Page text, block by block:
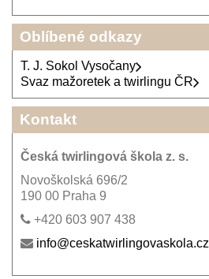
Oblíbené odkazy
T. J. Sokol Vysočany
Svaz mažoretek a twirlingu ČR
Kontakt
Česká twirlingová škola z. s.
Novoškolská 696/2
190 00 Praha 9
+420 603 907 438
info@ceskatwirlingovaskola.cz